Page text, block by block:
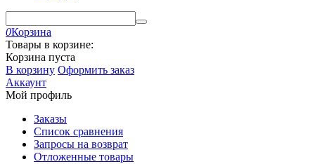
0Корзина
Товары в корзине:
Корзина пуста
В корзину Оформить заказ
Аккаунт
Мой профиль
Заказы
Список сравнения
Запросы на возврат
Отложенные товары